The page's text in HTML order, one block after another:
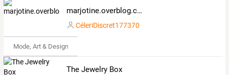
marjotine.overblog.com
CéleriDiscret177370
Mode, Art & Design
The Jewelry Box